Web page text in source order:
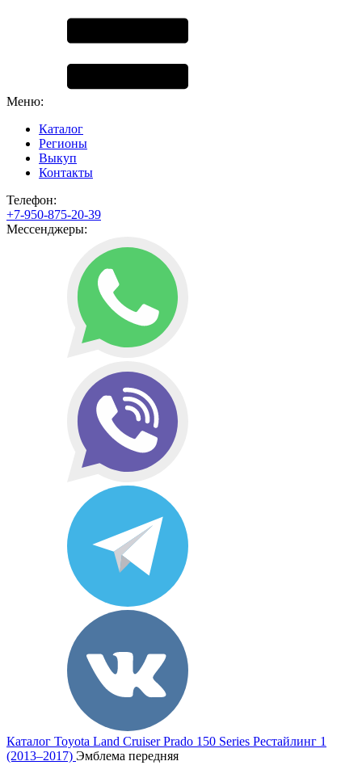
Меню:
Каталог
Регионы
Выкуп
Контакты
Телефон:
+7-950-875-20-39
Мессенджеры:
Каталог Toyota Land Cruiser Prado 150 Series Рестайлинг 1
(2013–2017) Эмблема передняя